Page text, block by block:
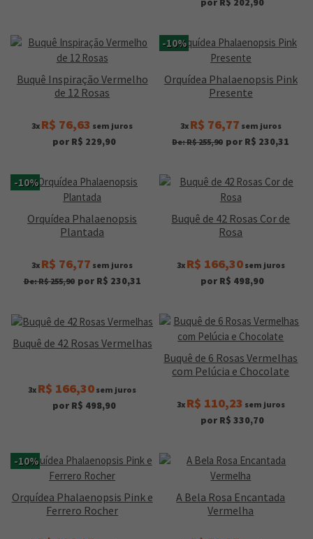
Buquê Inspiração Vermelho
de 12 Rosas
3x R$ 76,63 sem juros
por R$ 229,90
-10%
Orquídea Phalaenopsis Pink
Presente
3x R$ 76,77 sem juros
De: R$ 255,90 por R$ 230,31
-10%
Orquídea Phalaenopsis
Plantada
3x R$ 76,77 sem juros
De: R$ 255,90 por R$ 230,31
Buquê de 42 Rosas Cor de
Rosa
3x R$ 166,30sem juros
por R$ 498,90
Buquê de 42 Rosas Vermelhas
3x R$ 166,30 sem juros
por R$ 498,90
Buquê de 6 Rosas Vermelhas
com Pelúcia e Chocolate
3x R$ 110,23 sem juros
por R$ 330,70
-10%
Orquídea Phalaenopsis Pink e
Ferrero Rocher
A Bela Rosa Encantada
Vermelha